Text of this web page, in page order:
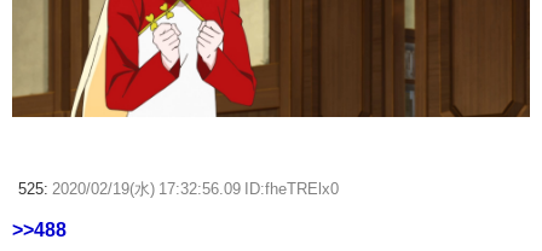
525: 2020/02/19(水) 17:32:56.09 ID:fheTRElx0
>>488